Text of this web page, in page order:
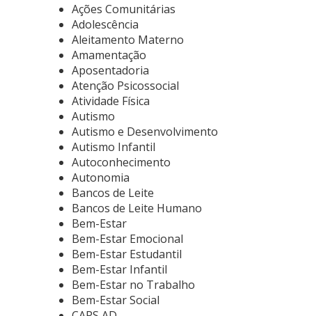
Ações Comunitárias
Adolescência
Aleitamento Materno
Amamentação
Aposentadoria
Atenção Psicossocial
Atividade Física
Autismo
Autismo e Desenvolvimento
Autismo Infantil
Autoconhecimento
Autonomia
Bancos de Leite
Bancos de Leite Humano
Bem-Estar
Bem-Estar Emocional
Bem-Estar Estudantil
Bem-Estar Infantil
Bem-Estar no Trabalho
Bem-Estar Social